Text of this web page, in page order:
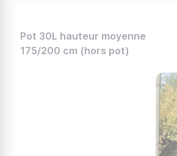
Pot 30L hauteur moyenne
175/200 cm (hors pot)